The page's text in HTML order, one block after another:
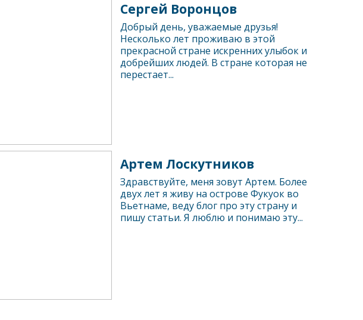
Сергей Воронцов
Добрый день, уважаемые друзья!
Несколько лет проживаю в этой
прекрасной стране искренних улыбок и
добрейших людей. В стране которая не
перестает...
Артем Лоскутников
Здравствуйте, меня зовут Артем. Более
двух лет я живу на острове Фукуок во
Вьетнаме, веду блог про эту страну и
пишу статьи. Я люблю и понимаю эту...